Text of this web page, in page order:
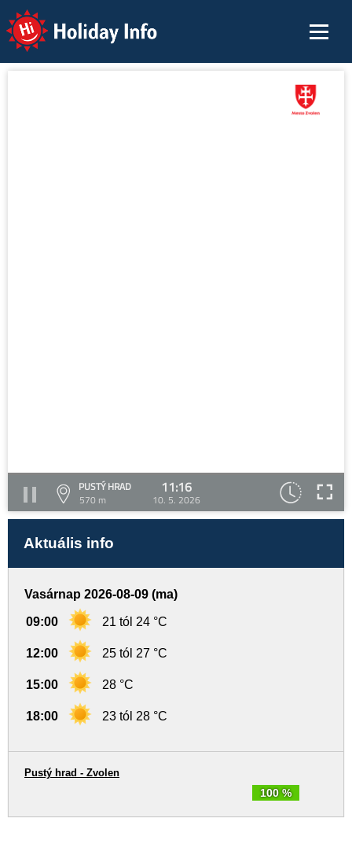
Holiday Info
PUSTÝ HRAD
570 m
11:16
10. 5. 2026
Aktuális info
Vasárnap 2026-08-09 (ma)
09:00 21 tól 24 °C
12:00 25 tól 27 °C
15:00 28 °C
18:00 23 tól 28 °C
100 %
Pustý hrad - Zvolen